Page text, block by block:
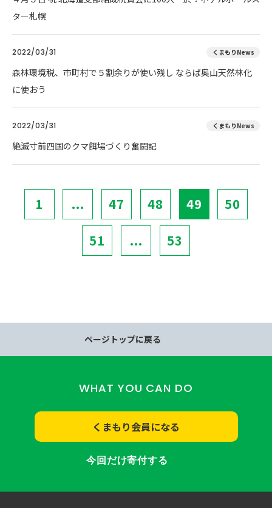
ター札幌
2022/03/31 くまもりNews
森林環境税、市町村で５割余りが使い残し ならば奥山天然林化
に使おう
2022/03/31 くまもりNews
絶滅寸前四国のクマ餌場づくり奮闘記
1 ... 47 48 49 50
51 ... 53
ページトップに戻る
WHAT YOU CAN DO
くまもり会員になる
今回だけ寄付する